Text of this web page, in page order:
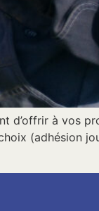
d’offrir à vos
(adhésion